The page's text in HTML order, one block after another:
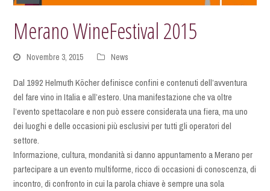
Merano WineFestival 2015
Novembre 3, 2015 News
Dal 1992 Helmuth Köcher definisce confini e contenuti dell’avventura
del fare vino in Italia e all’estero. Una manifestazione che va oltre
l’evento spettacolare e non può essere considerata una fiera, ma uno
dei luoghi e delle occasioni più esclusivi per tutti gli operatori del
settore.
Informazione, cultura, mondanità si danno appuntamento a Merano per
partecipare a un evento multiforme, ricco di occasioni di conoscenza, di
incontro, di confronto in cui la parola chiave è sempre una sola